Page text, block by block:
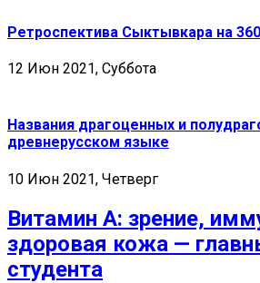
Ретроспектива Сыктывкара на
12 Июн 2021, Суббота
Названия драгоценных и
древнерусском языке
10 Июн 2021, Четверг
Витамин А: зрение,
здоровая кожа —
студента